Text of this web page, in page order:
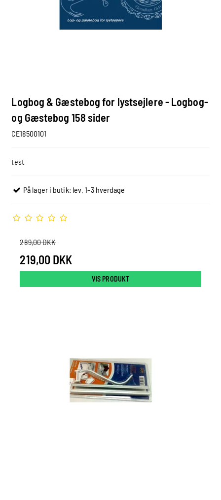
Logbog & Gæstebog for lystsejlere - Logbog-
og Gæstebog 158 sider
CE18500101
test
På lager i butik: lev. 1-3 hverdage
289,00 DKK
219,00 DKK
VIS PRODUKT